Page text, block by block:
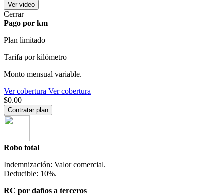
Ver video
Cerrar
Pago por km
Plan limitado
Tarifa por kilómetro
Monto mensual variable.
Ver cobertura Ver cobertura
$0.00
Contratar plan
Robo total
Indemnización: Valor comercial.
Deducible: 10%.
RC por daños a terceros